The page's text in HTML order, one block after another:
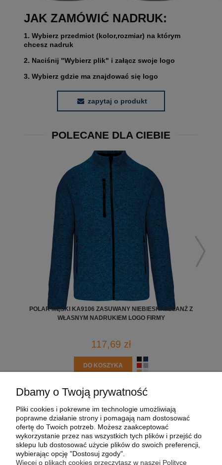
JAK ZAMÓWIĆ NADRUK:
1. Wybierz przedmiot (kolor,rozmiar) na którym
chcesz nadruk
2. Naciśnij "Wybierz plik" i załącz swoje logo
3. Wybierz gdzie ma znajdować się logo
zapytaj o produkt
POLECANE DLA CIEBIE
POLAR MĘSKI KA9106 ZASUWANY NIEBIESKI MELANŻ Z
WŁASNYM NADRUKIEM LOGO FIRMY
117,69 zł
DO KOSZYKA
MOJE KONTO
PŁATNOŚCI I DOSTAWA
Dbamy o Twoją prywatność
Pliki cookies i pokrewne im technologie umożliwiają
poprawne działanie strony i pomagają nam dostosować
ofertę do Twoich potrzeb. Możesz zaakceptować
wykorzystanie przez nas wszystkich tych plików i przejść do
sklepu lub dostosować użycie plików do swoich preferencji,
wybierając opcję "Dostosuj zgody".
Więcej o plikach cookies przeczytasz w naszej Polityce